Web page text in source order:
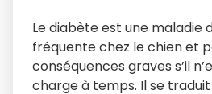
Le diabète est une maladie
fréquente chez le chien et
conséquences graves s’il
charge à temps. Il se